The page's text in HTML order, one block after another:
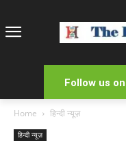
Follow us
Home हिन्दी न्यूज़
हिन्दी न्यूज़